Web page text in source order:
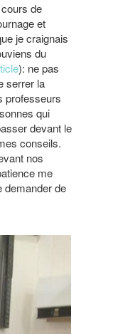
de
et
je craignais
du
): ne pas
serrer la
professeurs
qui
devant le
conseils.
nos
me
demander de